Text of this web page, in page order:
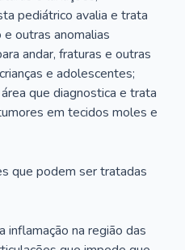
pediátrico avalia e trata
outras anomalias
andar, fraturas e outras
e adolescentes;
que diagnostica e trata
em tecidos moles e
que podem ser tratadas
inflamação na região das